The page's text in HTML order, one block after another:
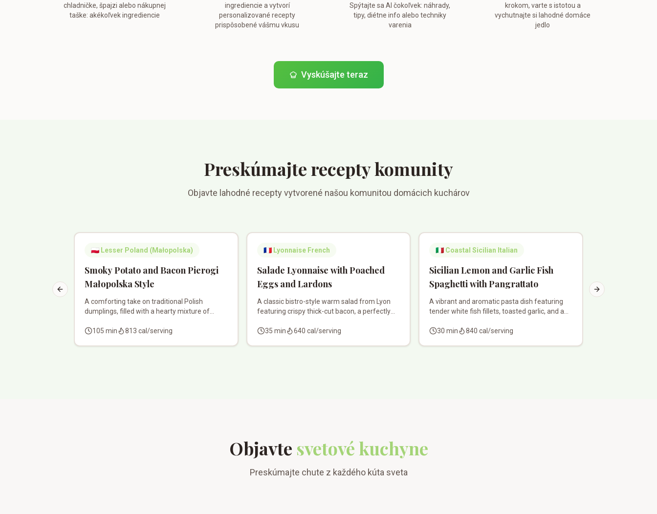
chladničke, špajzi alebo nákupnej
taške: akékoľvek ingrediencie
ingrediencie a vytvorí
personalizované recepty
prispôsobené vášmu vkusu
Spýtajte sa AI čokoľvek: náhrady,
tipy, diétne info alebo techniky
varenia
krokom, varte s istotou a
vychutnajte si lahodné domáce
jedlo
Vyskúšajte teraz
Preskúmajte recepty komunity
Objavte lahodné recepty vytvorené našou komunitou domácich kuchárov
🇵🇱 Lesser Poland (Małopolska)
Smoky Potato and Bacon Pierogi
Małopolska Style
A comforting take on traditional Polish
dumplings, filled with a hearty mixture of
potatoes to turn a 'bitter taste' into a savory
105 min 813 cal/serving
🇫🇷 Lyonnaise French
Salade Lyonnaise with Poached
Eggs and Lardons
A classic bistro-style warm salad from Lyon
featuring crispy thick-cut bacon, a perfectly
bed of bitter greens with a warm vinaigrette.
35 min 640 cal/serving
🇮🇹 Coastal Sicilian Italian
Sicilian Lemon and Garlic Fish
Spaghetti with Pangrattato
A vibrant and aromatic pasta dish featuring
tender white fish fillets, toasted garlic, and a
with toasted breadcrumbs for a classic Sicilian
30 min 840 cal/serving
Chocolate
Previous slide Next slide
Objavte svetové kuchyne
Preskúmajte chute z každého kúta sveta